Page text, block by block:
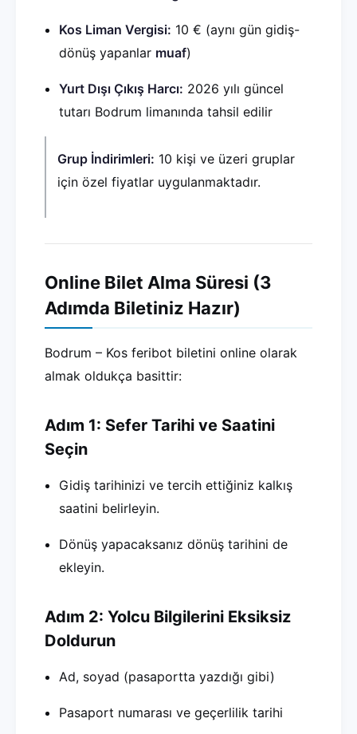
Kos Liman Vergisi: 10 € (aynı gün gidiş-
dönüş yapanlar muaf)
Yurt Dışı Çıkış Harcı: 2026 yılı güncel
tutarı Bodrum limanında tahsil edilir
Grup İndirimleri: 10 kişi ve üzeri gruplar
için özel fiyatlar uygulanmaktadır.
Online Bilet Alma Süresi (3
Adımda Biletiniz Hazır)
Bodrum – Kos feribot biletini online olarak
almak oldukça basittir:
Adım 1: Sefer Tarihi ve Saatini
Seçin
Gidiş tarihinizi ve tercih ettiğiniz kalkış
saatini belirleyin.
Dönüş yapacaksanız dönüş tarihini de
ekleyin.
Adım 2: Yolcu Bilgilerini Eksiksiz
Doldurun
Ad, soyad (pasaportta yazdığı gibi)
Pasaport numarası ve geçerlilik tarihi